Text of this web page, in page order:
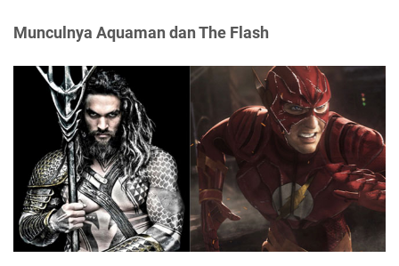
Munculnya Aquaman dan The Flash